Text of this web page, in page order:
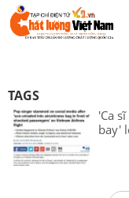
TAGS
'Ca
bay'